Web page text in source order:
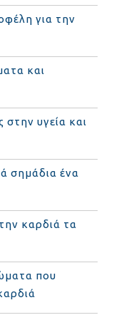
για την
και
στην υγεία και
σημάδια ένα
καρδιά τα
που